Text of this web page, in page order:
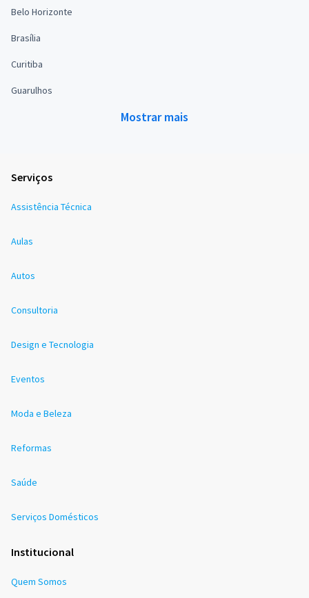
Belo Horizonte
Brasília
Curitiba
Guarulhos
Mostrar mais
Serviços
Assistência Técnica
Aulas
Autos
Consultoria
Design e Tecnologia
Eventos
Moda e Beleza
Reformas
Saúde
Serviços Domésticos
Institucional
Quem Somos